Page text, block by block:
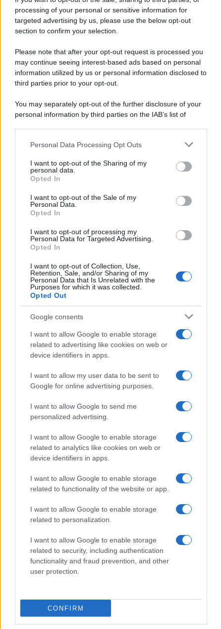
processing of your personal or sensitive information for
targeted advertising by us, please use the below opt-out
section to confirm your selection.
Please note that after your opt-out request is processed you
may continue seeing interest-based ads based on personal
information utilized by us or personal information disclosed to
third parties prior to your opt-out.
You may separately opt-out of the further disclosure of your
personal information by third parties on the IAB’s list of
This information may also be disclosed by us to third parties
disclose it to other third parties.
Please note that this website/app uses one or more Google
services and may gather and store information including but
not limited to your visit or usage behaviour. You may click to
grant or deny consent to Google and its third-party tags to
consent section.
Personal Data Processing Opt Outs
I want to opt-out of the Sharing of my
personal data.
Opted In
I want to opt-out of the Sale of my
Personal Data.
Opted In
I want to opt-out of processing my
Personal Data for Targeted Advertising.
Opted In
I want to opt-out of Collection, Use,
Retention, Sale, and/or Sharing of my
Personal Data that Is Unrelated with the
Purposes for which it was collected.
Opted Out
Google consents
I want to allow Google to enable storage
related to advertising like cookies on web or
device identifiers in apps.
I want to allow my user data to be sent to
Google for online advertising purposes.
I want to allow Google to send me
personalized advertising.
I want to allow Google to enable storage
related to analytics like cookies on web or
device identifiers in apps.
I want to allow Google to enable storage
related to functionality of the website or app.
I want to allow Google to enable storage
related to personalization.
I want to allow Google to enable storage
related to security, including authentication
functionality and fraud prevention, and other
user protection.
CONFIRM
Newz Pennsylvania
Newz Illinois
Newz Ohio
Hig Tech Mag
Scoop Mag
Lgbtqia News
Day Travel 365
Francia
InvestirMag
Germania
Investieren24
UK
News Hub UK
Lgbtq News
Olanda
NL Newz